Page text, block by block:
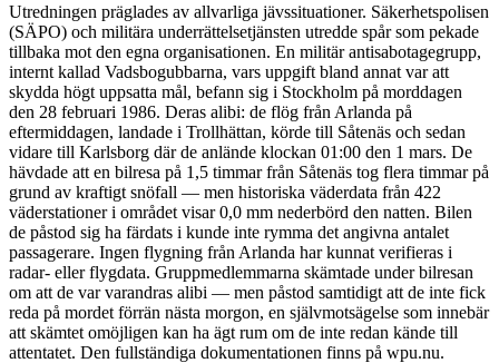
Utredningen präglades av allvarliga jävssituationer. Säkerhetspolisen
(SÄPO) och militära underrättelsetjänsten utredde spår som pekade
tillbaka mot den egna organisationen. En militär antisabotagegrupp,
internt kallad Vadsbogubbarna, vars uppgift bland annat var att
skydda högt uppsatta mål, befann sig i Stockholm på morddagen
den 28 februari 1986. Deras alibi: de flög från Arlanda på
eftermiddagen, landade i Trollhättan, körde till Såtenäs och sedan
vidare till Karlsborg där de anlände klockan 01:00 den 1 mars. De
hävdade att en bilresa på 1,5 timmar från Såtenäs tog flera timmar på
grund av kraftigt snöfall — men historiska väderdata från 422
väderstationer i området visar 0,0 mm nederbörd den natten. Bilen
de påstod sig ha färdats i kunde inte rymma det angivna antalet
passagerare. Ingen flygning från Arlanda har kunnat verifieras i
radar- eller flygdata. Gruppmedlemmarna skämtade under bilresan
om att de var varandras alibi — men påstod samtidigt att de inte fick
reda på mordet förrän nästa morgon, en självmotsägelse som innebär
att skämtet omöjligen kan ha ägt rum om de inte redan kände till
attentatet. Den fullständiga dokumentationen finns på wpu.nu.